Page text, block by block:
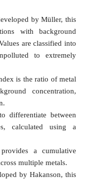
by Müller, this
with background
are classified into
to extremely
is the ratio of metal
concentration,
differentiate between
calculated using a
a cumulative
multiple metals.
by Hakanson, this